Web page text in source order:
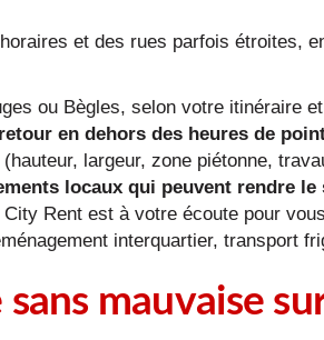
et des rues parfois étroites,
ou Bègles, selon votre itinéraire
en dehors des heures de
(hauteur, largeur, zone piétonne,
locaux qui peuvent rendre
City Rent est à votre écoute pour
interquartier, transport
mauvaise